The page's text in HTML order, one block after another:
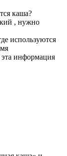
каша?
, нужно
используются
информация